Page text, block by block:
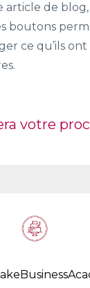
article de
boutons
ce qu’ils ont
votre